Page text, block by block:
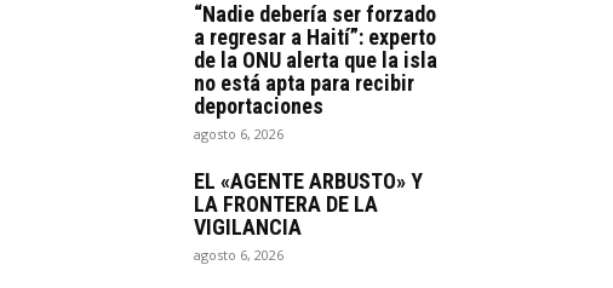
“Nadie debería ser forzado
a regresar a Haití”: experto
de la ONU alerta que la isla
no está apta para recibir
deportaciones
agosto 6, 2026
EL «AGENTE ARBUSTO» Y
LA FRONTERA DE LA
VIGILANCIA
agosto 6, 2026